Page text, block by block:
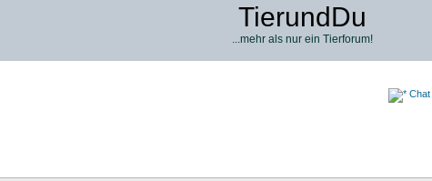
TierundDu
...mehr als nur ein Tierforum!
Chat